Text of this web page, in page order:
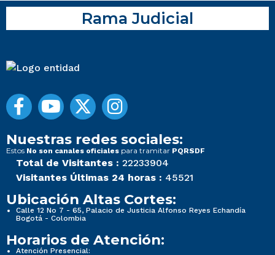
Rama Judicial
Nuestras redes sociales:
Estos No son canales oficiales para tramitar PQRSDF
Total de Visitantes : 22233904
Visitantes Últimas 24 horas : 45521
Ubicación Altas Cortes:
Calle 12 No 7 - 65, Palacio de Justicia Alfonso Reyes Echandía
Bogotá - Colombia
Horarios de Atención:
Atención Presencial: